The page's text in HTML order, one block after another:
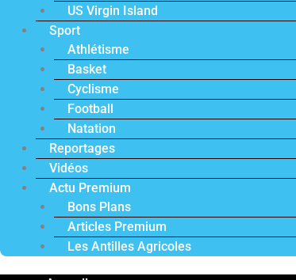
US Virgin Island
Sport
Athlétisme
Basket
Cyclisme
Football
Natation
Reportages
Vidéos
Actu Premium
Bons Plans
Articles Premium
Les Antilles Agricoles